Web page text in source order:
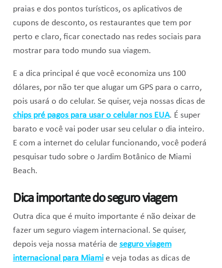
praias e dos pontos turísticos, os aplicativos de
cupons de desconto, os restaurantes que tem por
perto e claro, ficar conectado nas redes sociais para
mostrar para todo mundo sua viagem.
E a dica principal é que você economiza uns 100
dólares, por não ter que alugar um GPS para o carro,
pois usará o do celular. Se quiser, veja nossas dicas de
chips pré pagos para usar o celular nos EUA. É super
barato e você vai poder usar seu celular o dia inteiro.
E com a internet do celular funcionando, você poderá
pesquisar tudo sobre o Jardim Botânico de Miami
Beach.
Dica importante do seguro viagem
Outra dica que é muito importante é não deixar de
fazer um seguro viagem internacional. Se quiser,
depois veja nossa matéria de seguro viagem
internacional para Miamie veja todas as dicas de